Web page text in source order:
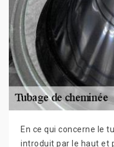
En ce qui concerne le
introduit par le haut et